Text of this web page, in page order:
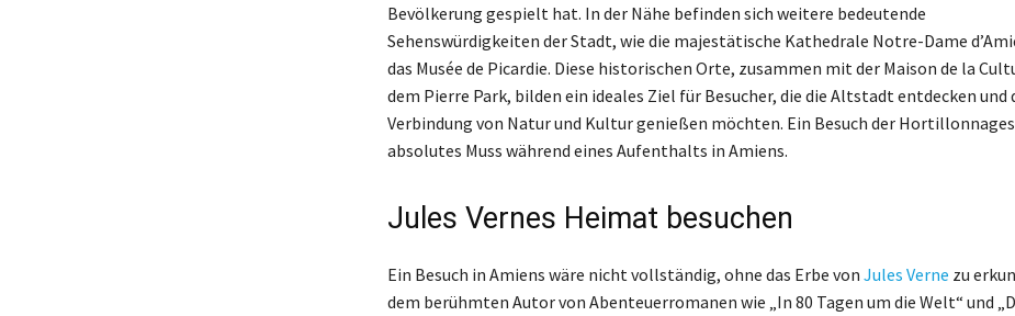
Bevölkerung gespielt hat. In der Nähe befinden sich weitere bedeutende
Sehenswürdigkeiten der Stadt, wie die majestätische Kathedrale Notre-Dame
das Musée de Picardie. Diese historischen Orte, zusammen mit der Maison de la
dem Pierre Park, bilden ein ideales Ziel für Besucher, die die Altstadt entdecken und
Verbindung von Natur und Kultur genießen möchten. Ein Besuch der
absolutes Muss während eines Aufenthalts in Amiens.
Jules Vernes Heimat besuchen
Ein Besuch in Amiens wäre nicht vollständig, ohne das Erbe von Jules Verne zu
dem berühmten Autor von Abenteuerromanen wie „In 80 Tagen um die Welt“ und